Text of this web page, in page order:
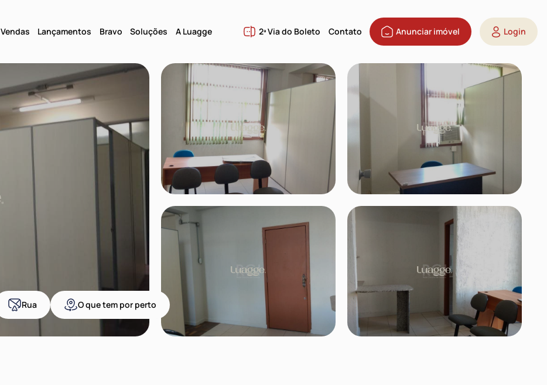
Vendas Lançamentos Bravo Soluções A Luagge 2ª Via do Boleto Contato Anunciar imóvel Login
Rua O que tem por perto